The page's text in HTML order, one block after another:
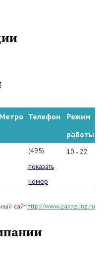
Метро Телефон
Режим
работы
(495)
649-
60-
показать
номер
10 - 22
сайт:http://www.zakazlinz.ru